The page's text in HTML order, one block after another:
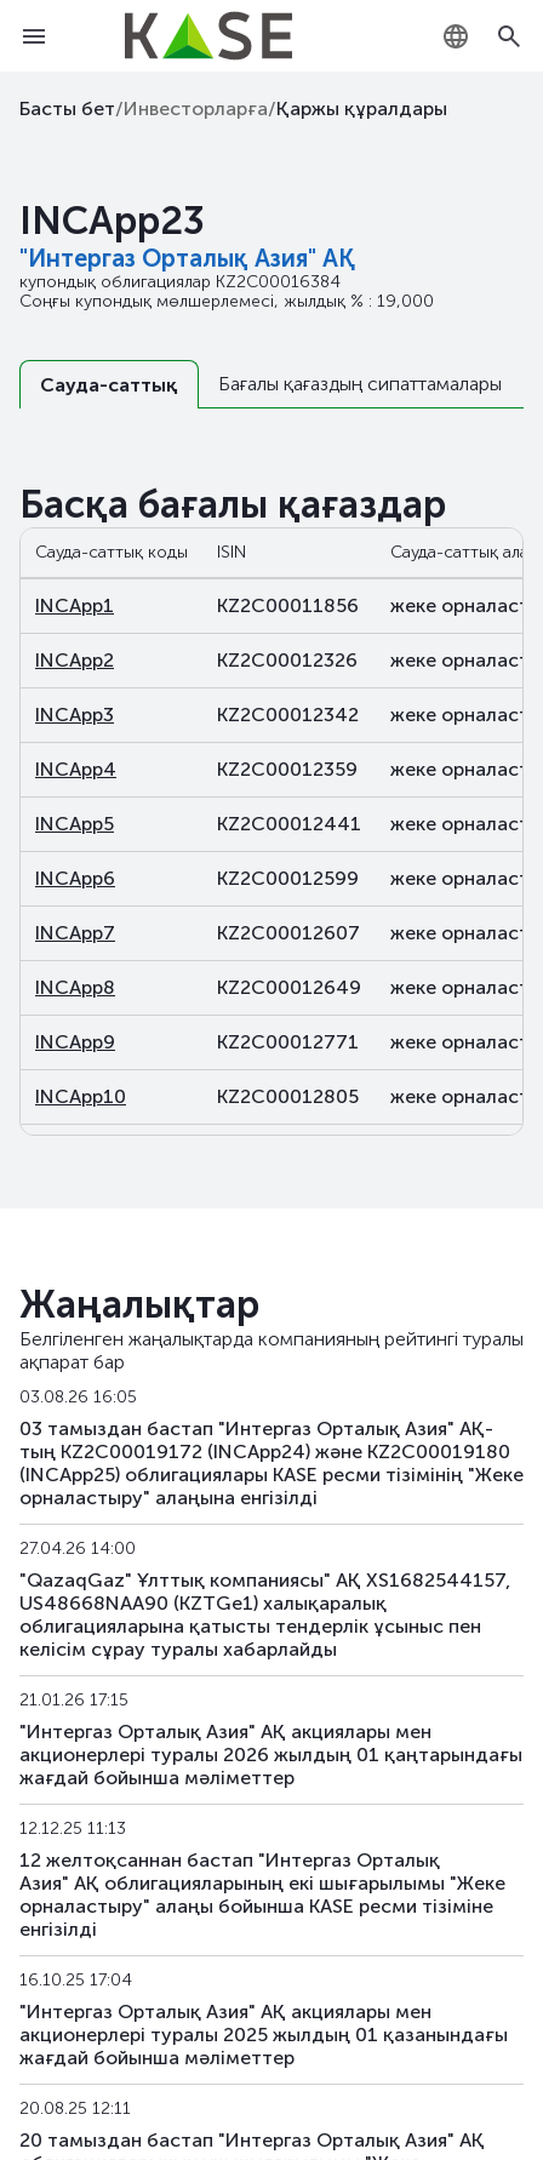
KZ
Басты бет/Инвесторларға/Қаржы құралдары
INCApp23
"Интергаз Орталық Азия" АҚ
купондық облигациялар KZ2C00016384
Соңғы купондық мөлшерлемесі, жылдық % : 19,000
Сауда-саттық Бағалы қағаздың сипаттамалары
Басқа бағалы қағаздар
Сауда-саттық коды ISIN Сауда-саттық алаң
INCApp1 KZ2C00011856 жеке
INCApp2 KZ2C00012326 жеке
INCApp3 KZ2C00012342 жеке
INCApp4 KZ2C00012359 жеке
INCApp5 KZ2C00012441 жеке
INCApp6 KZ2C00012599 жеке
INCApp7 KZ2C00012607 жеке
INCApp8 KZ2C00012649 жеке
INCApp9 KZ2C00012771 жеке
INCApp10 KZ2C00012805 жеке
INCApp14 KZ2C00013084
INCApp15
INCApp16 KZ2C00013100 жеке
INCApp17 KZ2C00014389 жеке
INCApp18 KZ2C00014397 жеке
INCApp19 KZ2C00015014 жеке
INCApp20 KZ2C00015022
INCApp21
INCApp22 KZ2C00016350 жеке
INCApp23 KZ2C00016384 жеке
INCApp24 KZ2C00019172 жеке
INCApp25 KZ2C00019180 жеке
Жаңалықтар
Белгіленген жаңалықтарда компанияның рейтингі туралы
ақпарат бар
03.08.26 16:05
03 тамыздан бастап "Интергаз Орталық Азия" АҚ-
тың KZ2C00019172 (INCApp24) және KZ2C00019180
(INCApp25) облигациялары KASE ресми тізімінің "Жеке
орналастыру" алаңына енгізілді
27.04.26 14:00
"QazaqGaz" Ұлттық компаниясы" АҚ XS1682544157,
US48668NAA90 (KZTGe1) халықаралық
облигацияларына қатысты тендерлік ұсыныс пен
келісім сұрау туралы хабарлайды
21.01.26 17:15
"Интергаз Орталық Азия" АҚ акциялары мен
акционерлері туралы 2026 жылдың 01 қаңтарындағы
жағдай бойынша мәліметтер
12.12.25 11:13
12 желтоқсаннан бастап "Интергаз Орталық
Азия" АҚ облигацияларының екі шығарылымы "Жеке
орналастыру" алаңы бойынша KASE ресми тізіміне
енгізілді
16.10.25 17:04
"Интергаз Орталық Азия" АҚ акциялары мен
акционерлері туралы 2025 жылдың 01 қазанындағы
жағдай бойынша мәліметтер
20.08.25 12:11
20 тамыздан бастап "Интергаз Орталық Азия" АҚ